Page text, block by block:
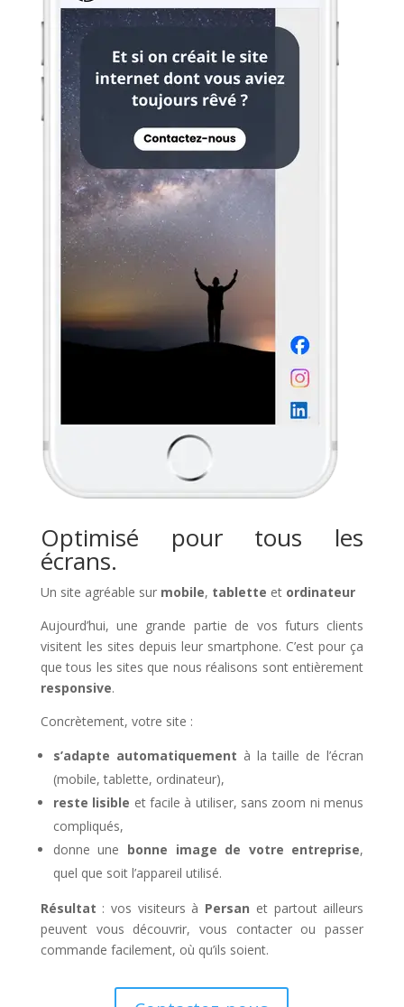
Optimisé pour tous les
écrans.
Un site agréable sur mobile, tablette et ordinateur
Aujourd’hui, une grande partie de vos futurs clients
visitent les sites depuis leur smartphone. C’est pour ça
que tous les sites que nous réalisons sont entièrement
responsive.
Concrètement, votre site :
s’adapte automatiquement à la taille de l’écran
(mobile, tablette, ordinateur),
reste lisible et facile à utiliser, sans zoom ni menus
compliqués,
donne une bonne image de votre entreprise,
quel que soit l’appareil utilisé.
Résultat : vos visiteurs à Persan et partout ailleurs
peuvent vous découvrir, vous contacter ou passer
commande facilement, où qu’ils soient.